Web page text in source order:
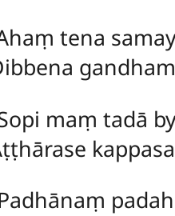
tena
maṃ tadā